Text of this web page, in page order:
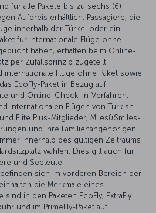
für alle Pakete bis zu sechs (6)
Aufpreis erhältlich. Passagiere, die
innerhalb der Türkei oder ein
für internationale Flüge ohne
haben, erhalten beim Online-
per Zufallsprinzip zugeteilt.
internationale Flüge ohne Paket sowie
EcoFly-Paket in Bezug auf
und Online-Check-in-Verfahren.
internationalen Flügen von Turkish
Elite Plus-Mitglieder, Miles&Smiles-
und ihre Familienangehörigen
innerhalb des gültigen Zeitraums
wählen. Dies gilt auch für
und Seeleute.
sich im vorderen Bereich der
die Merkmale eines
sind in den Paketen EcoFly, ExtraFly
und im PrimeFly-Paket auf